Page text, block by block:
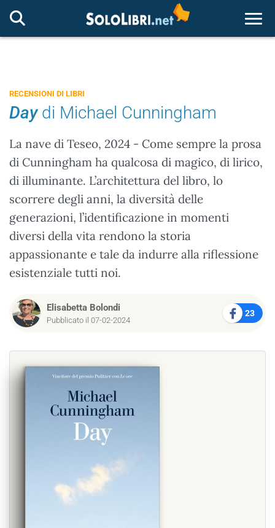
RECENSIONI DI LIBRI
Daydi Michael Cunningham
La nave di Teseo, 2024 - Come sempre la prosa
di Cunningham ha qualcosa di magico, di lirico,
di illuminante. L’architettura del libro, lo
scorrere degli anni, la diversità delle
generazioni, l’identificazione in momenti
diversi della vita rendono la storia
appassionante e tale da indurre alla riflessione
esistenziale tutti noi.
Elisabetta Bolondi
Pubblicato il 07-02-2024
23